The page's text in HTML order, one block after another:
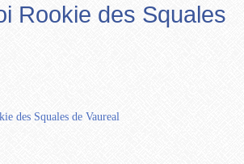
Rookie des Squales